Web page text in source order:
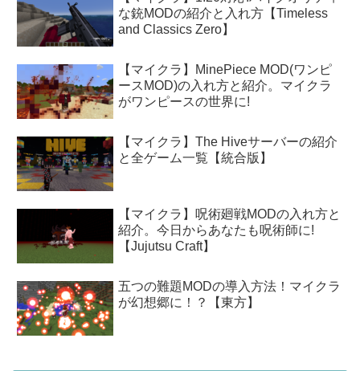
な銃MODの紹介と入れ方【Timeless
and Classics Zero】
【マイクラ】MinePiece MOD(ワンピ
ースMOD)の入れ方と紹介。マイクラ
がワンピースの世界に!
【マイクラ】The Hiveサーバーの紹介
と全ゲーム一覧【統合版】
【マイクラ】呪術廻戦MODの入れ方と
紹介。今日からあなたも呪術師に!
【Jujutsu Craft】
五つの難題MODの導入方法！マイクラ
が幻想郷に！？【東方】